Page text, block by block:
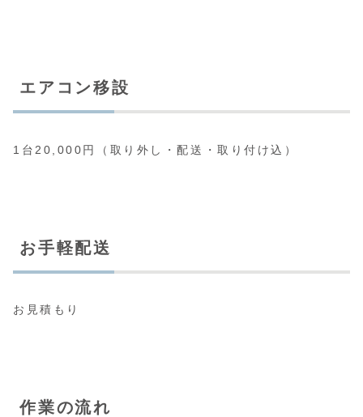
エアコン移設
1台20,000円（取り外し・配送・取り付け込）
お手軽配送
お見積もり
作業の流れ